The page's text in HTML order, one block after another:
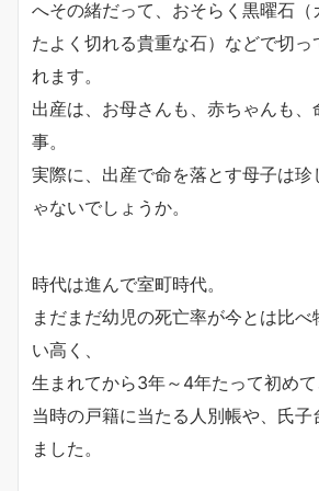
へその緒だって、おそらく黒曜石（
たよく切れる貴重な石）などで切っ
れます。
出産は、お母さんも、赤ちゃんも
事。
実際に、出産で命を落とす母子は珍
ゃないでしょうか。
時代は進んで室町時代。
まだまだ幼児の死亡率が今とは比べ
い高く、
生まれてから3年～4年たって初めて
当時の戸籍に当たる人別帳や、氏
ました。